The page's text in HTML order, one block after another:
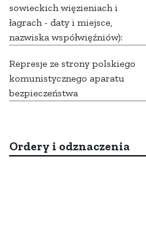
sowieckich więzieniach i
łagrach - daty i miejsce,
nazwiska współwięźniów):
Represje ze strony polskiego
komunistycznego aparatu
bezpieczeństwa
Ordery i odznaczenia